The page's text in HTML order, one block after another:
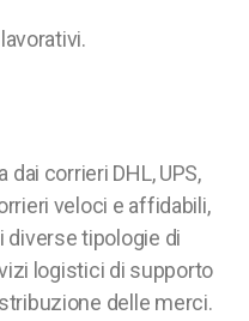
corrieri DHL, UPS,
veloci e affidabili,
diverse tipologie di
logistici di supporto
delle merci.